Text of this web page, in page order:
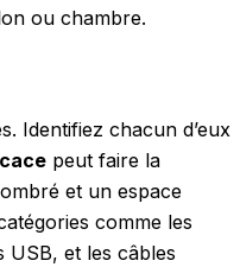
ou chambre.
Identifiez chacun d’eux
peut faire la
et un espace
comme les
USB, et les câbles